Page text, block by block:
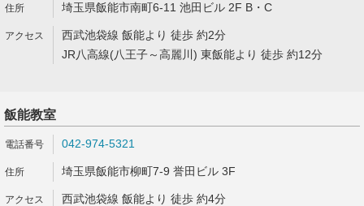
埼玉県飯能市南町6-11 池田ビル 2F B・C
西武池袋線 飯能より 徒歩 約2分
JR八高線(八王子～高麗川) 東飯能より 徒歩 約12分
飯能教室
042-974-5321
埼玉県飯能市柳町7-9 誉田ビル 3F
西武池袋線 飯能より 徒歩 約4分